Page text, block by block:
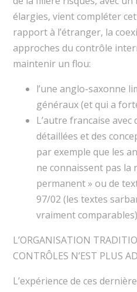
élargies, vient compléter
rapport à l’étranger, la
approches du contrôle
maintenir un flou:
l’une anglo-saxonne
généraux (et qui a
L’autre francaise
détaillées et des
par exemple que les
ne connaissent pas la
permanent » ou de
97/02 (les textes
vraiment comparables)
L’ORGANISATION
CONTRÔLES N’EST PLUS
L’expérience de ces